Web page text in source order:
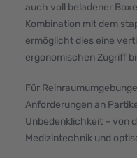
auch voll beladener
Kombination mit dem
ermöglicht dies eine
ergonomischen Zugriff
Für
Anforderungen an
Unbedenklichkeit – von
Medizintechnik und